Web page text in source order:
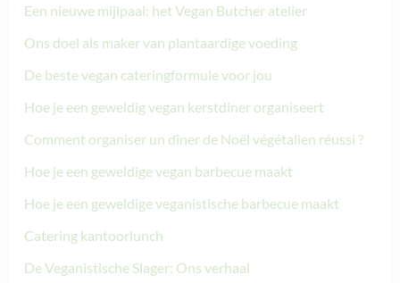
Een nieuwe mijlpaal: het Vegan Butcher atelier
Ons doel als maker van plantaardige voeding
De beste vegan cateringformule voor jou
Hoe je een geweldig vegan kerstdiner organiseert
Comment organiser un dîner de Noël végétalien réussi ?
Hoe je een geweldige vegan barbecue maakt
Hoe je een geweldige veganistische barbecue maakt
Catering kantoorlunch
De Veganistische Slager: Ons verhaal